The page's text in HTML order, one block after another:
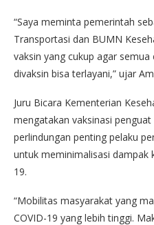
“Saya meminta pemerintah
Transportasi dan BUMN
vaksin yang cukup agar
divaksin bisa terlayani,” ujar
Juru Bicara Kementerian
mengatakan vaksinasi
perlindungan penting pelaku
untuk meminimalisasi dampak
19.
“Mobilitas masyarakat yang
COVID-19 yang lebih tinggi.